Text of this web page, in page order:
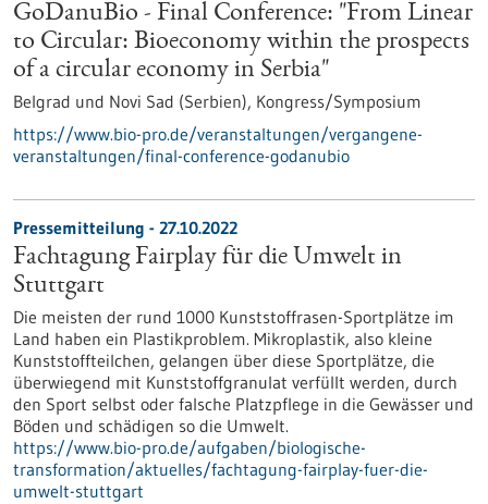
GoDanuBio - Final Conference: "From Linear
to Circular: Bioeconomy within the prospects
of a circular economy in Serbia"
Belgrad und Novi Sad (Serbien), Kongress/Symposium
https://www.bio-pro.de/veranstaltungen/vergangene-
veranstaltungen/final-conference-godanubio
Pressemitteilung - 27.10.2022
Fachtagung Fairplay für die Umwelt in
Stuttgart
Die meisten der rund 1000 Kunststoffrasen-Sportplätze im
Land haben ein Plas­tikproblem. Mikroplastik, also kleine
Kunststoffteilchen, gelangen über diese Sportplätze, die
überwiegend mit Kunststoffgranulat verfüllt werden, durch
den Sport selbst oder falsche Platzpflege in die Gewässer und
Böden und schädigen so die Umwelt.
https://www.bio-pro.de/aufgaben/biologische-
transformation/aktuelles/fachtagung-fairplay-fuer-die-
umwelt-stuttgart